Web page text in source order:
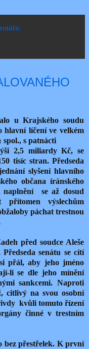
u Krajského soudu
hlavní líčení ve velkém
spol., s patnácti
2,5 miliardy Kč, se
tisíc stran. Předseda
slyšení hlavního
občana íránského
se až dosud
výslechům
páchat trestnou
před soudce Aleše
senátu se cítí
přál, aby jeho jméno
li se dle jeho mínění
sankcemi. Naproti
citlivý na svou osobní
kvůli tomuto řízení
činné v trestním
bez přestřelek. K první